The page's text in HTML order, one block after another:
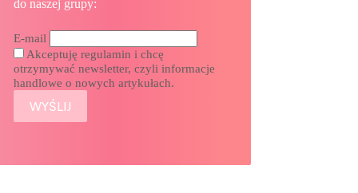
do naszej grupy:
E-mail
Akceptuję regulamin i chcę
otrzymywać newsletter, czyli informacje
handlowe o nowych artykułach.